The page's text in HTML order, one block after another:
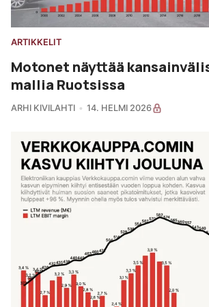
ARTIKKELIT
Motonet näyttää
mallia Ruotsissa
ARHI KIVILAHTI 14. HELMI 2026